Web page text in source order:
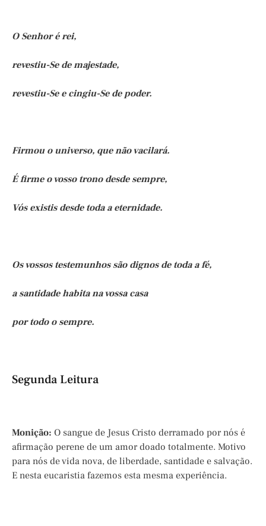
O Senhor é rei,
revestiu-Se de majestade,
revestiu-Se e cingiu-Se de poder.
Firmou o universo, que não vacilará.
É firme o vosso trono desde sempre,
Vós existis desde toda a eternidade.
Os vossos testemunhos são dignos de toda a fé,
a santidade habita na vossa casa
por todo o sempre.
Segunda Leitura
Monição: O sangue de Jesus Cristo derramado por nós é
afirmação perene de um amor doado totalmente. Motivo
para nós de vida nova, de liberdade, santidade e salvação.
E nesta eucaristia fazemos esta mesma experiência.